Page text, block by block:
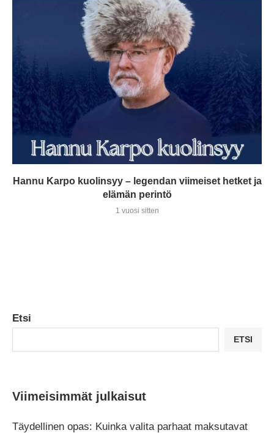
Hannu Karpo kuolinsyy – legendan viimeiset hetket ja
elämän perintö
1 vuosi sitten
Etsi
ETSI
Viimeisimmät julkaisut
Täydellinen opas: Kuinka valita parhaat maksutavat